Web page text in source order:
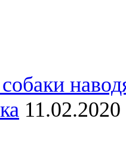
11.02.2020